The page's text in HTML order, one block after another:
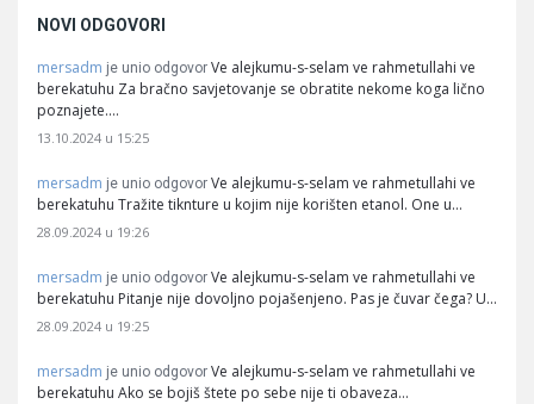
NOVI ODGOVORI
mersadm je unio odgovor Ve alejkumu-s-selam ve rahmetullahi ve
berekatuhu Za bračno savjetovanje se obratite nekome koga lično
poznajete.…
13.10.2024 u 15:25
mersadm je unio odgovor Ve alejkumu-s-selam ve rahmetullahi ve
berekatuhu Tražite tiknture u kojim nije korišten etanol. One u…
28.09.2024 u 19:26
mersadm je unio odgovor Ve alejkumu-s-selam ve rahmetullahi ve
berekatuhu Pitanje nije dovoljno pojašenjeno. Pas je čuvar čega? U…
28.09.2024 u 19:25
mersadm je unio odgovor Ve alejkumu-s-selam ve rahmetullahi ve
berekatuhu Ako se bojiš štete po sebe nije ti obaveza…